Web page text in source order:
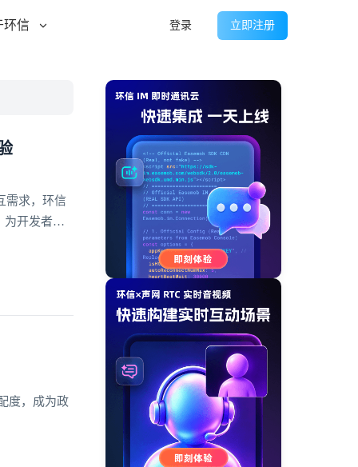
环信 登录 立即注册
需求，环信
为开发者提
度，成为政